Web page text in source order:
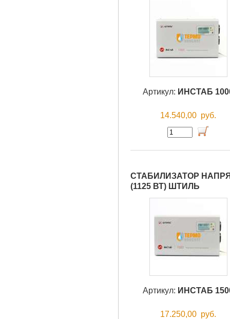
Артикул: ИНСТАБ
14.540,00 руб.
СТАБИЛИЗАТОР
(1125 ВТ) ШТИЛЬ
Артикул: ИНСТАБ
17.250,00 руб.